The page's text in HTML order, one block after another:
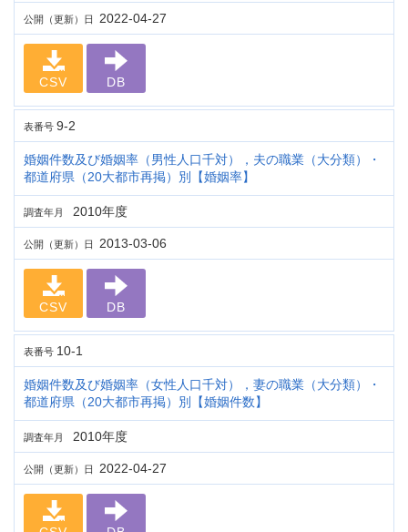
公開（更新）日 2022-04-27
CSV DB
表番号 9-2
婚姻件数及び婚姻率（男性人口千対），夫の職業（大分類）・
都道府県（20大都市再掲）別【婚姻率】
調査年月 2010年度
公開（更新）日 2013-03-06
CSV DB
表番号 10-1
婚姻件数及び婚姻率（女性人口千対），妻の職業（大分類）・
都道府県（20大都市再掲）別【婚姻件数】
調査年月 2010年度
公開（更新）日 2022-04-27